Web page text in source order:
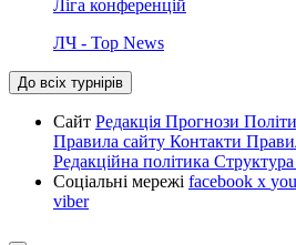
Ліга конференцій
ЛЧ - Top News
До всіх турнірів
Сайт Редакція Прогнози
Правила сайту Контакти
Редакційна політика Структура
Соціальні мережі facebook x
viber